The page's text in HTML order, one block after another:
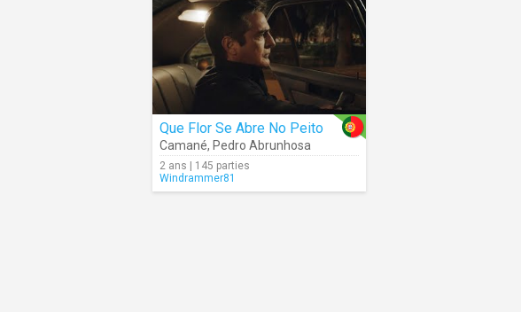
Que Flor Se Abre No Peito
Camané, Pedro Abrunhosa
2 ans | 145 parties
Windrammer81